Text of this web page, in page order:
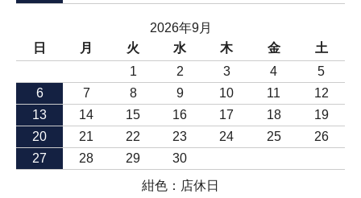
2026年9月
日
月 火 水 木 金
土
1
2 3 4
5
6
7 8 9 10 11
12
13
14 15 16 17 18
19
20
21 22 23 24 25
26
27
28 29
30
紺色：店休日